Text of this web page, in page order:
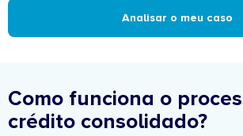
Analisar o meu caso
Como funciona o
crédito consolidado?